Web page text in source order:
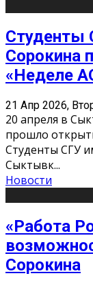
Студенты
Сорокина
«Неделе
21 Апр 2026,
20 апреля в
прошло
Студенты СГУ
Сыктывк...
Новости
«Работа
Сорокина